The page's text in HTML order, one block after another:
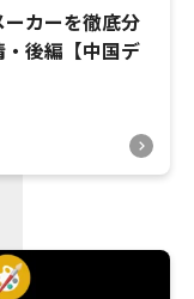
ーカーを徹底分
・後編【中国デ